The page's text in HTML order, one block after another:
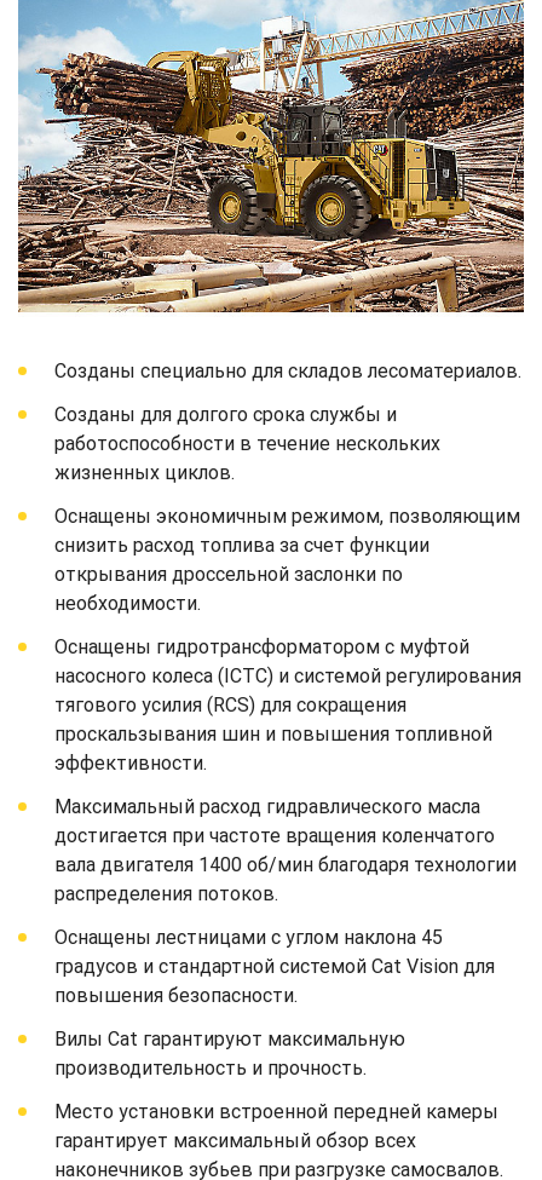
Созданы специально для складов лесоматериалов.
Созданы для долгого срока службы и
работоспособности в течение нескольких
жизненных циклов.
Оснащены экономичным режимом, позволяющим
снизить расход топлива за счет функции
открывания дроссельной заслонки по
необходимости.
Оснащены гидротрансформатором с муфтой
насосного колеса (ICTC) и системой регулирования
тягового усилия (RCS) для сокращения
проскальзывания шин и повышения топливной
эффективности.
Максимальный расход гидравлического масла
достигается при частоте вращения коленчатого
вала двигателя 1400 об/мин благодаря технологии
распределения потоков.
Оснащены лестницами с углом наклона 45
градусов и стандартной системой Cat Vision для
повышения безопасности.
Вилы Cat гарантируют максимальную
производительность и прочность.
Место установки встроенной передней камеры
гарантирует максимальный обзор всех
наконечников зубьев при разгрузке самосвалов.